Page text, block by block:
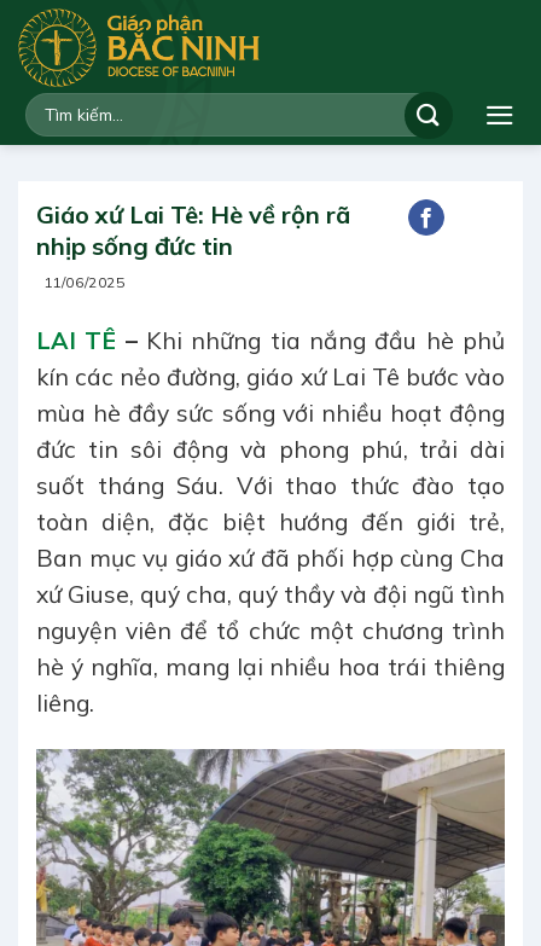
qua
dung
Giáo xứ Lai Tê: Hè về rộn rã
nhịp sống đức tin
11/06/2025
LAI TÊ –Khi những tia nắng đầu hè phủ
kín các nẻo đường, giáo xứ Lai Tê bước vào
mùa hè đầy sức sống với nhiều hoạt động
đức tin sôi động và phong phú, trải dài
suốt tháng Sáu. Với thao thức đào tạo
toàn diện, đặc biệt hướng đến giới trẻ,
Ban mục vụ giáo xứ đã phối hợp cùng Cha
xứ Giuse, quý cha, quý thầy và đội ngũ tình
nguyện viên để tổ chức một chương trình
hè ý nghĩa, mang lại nhiều hoa trái thiêng
liêng.